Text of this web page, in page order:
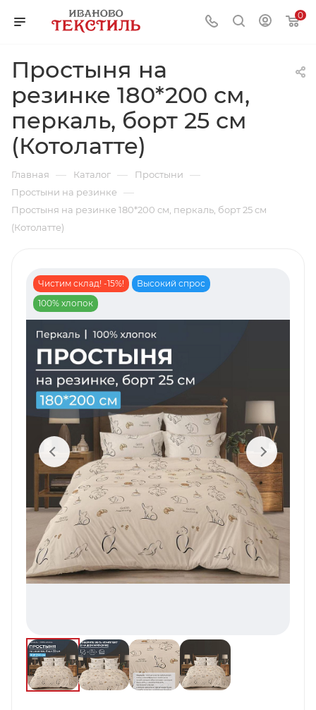
0
Простыня на
резинке 180*200 см,
перкаль, борт 25 см
(Котолатте)
Главная — Каталог — Простыни —
Простыни на резинке —
Простыня на резинке 180*200 см, перкаль, борт 25 см
(Котолатте)
Чистим склад! -15%!
Высокий спрос
100% хлопок